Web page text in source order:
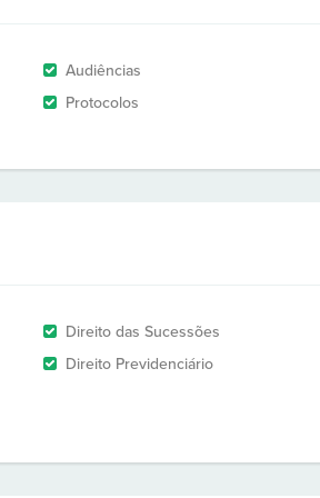
Audiências
Protocolos
Direito das Sucessões
Direito Previdenciário